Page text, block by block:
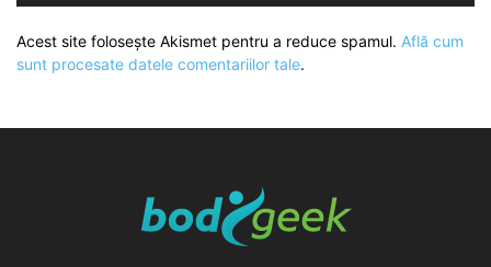
Acest site folosește Akismet pentru a reduce spamul. Află cum
sunt procesate datele comentariilor tale.